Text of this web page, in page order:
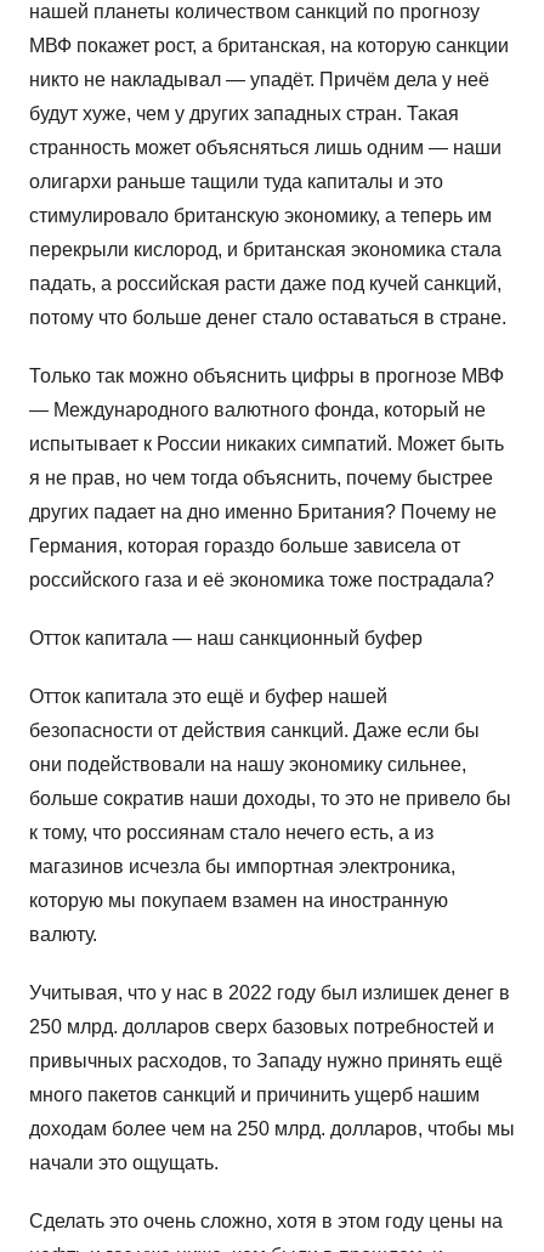
нашей планеты количеством санкций по прогнозу
МВФ покажет рост, а британская, на которую санкции
никто не накладывал — упадёт. Причём дела у неё
будут хуже, чем у других западных стран. Такая
странность может объясняться лишь одним — наши
олигархи раньше тащили туда капиталы и это
стимулировало британскую экономику, а теперь им
перекрыли кислород, и британская экономика стала
падать, а российская расти даже под кучей санкций,
потому что больше денег стало оставаться в стране.
Только так можно объяснить цифры в прогнозе МВФ
— Международного валютного фонда, который не
испытывает к России никаких симпатий. Может быть
я не прав, но чем тогда объяснить, почему быстрее
других падает на дно именно Британия? Почему не
Германия, которая гораздо больше зависела от
российского газа и её экономика тоже пострадала?
Отток капитала — наш санкционный буфер
Отток капитала это ещё и буфер нашей
безопасности от действия санкций. Даже если бы
они подействовали на нашу экономику сильнее,
больше сократив наши доходы, то это не привело бы
к тому, что россиянам стало нечего есть, а из
магазинов исчезла бы импортная электроника,
которую мы покупаем взамен на иностранную
валюту.
Учитывая, что у нас в 2022 году был излишек денег в
250 млрд. долларов сверх базовых потребностей и
привычных расходов, то Западу нужно принять ещё
много пакетов санкций и причинить ущерб нашим
доходам более чем на 250 млрд. долларов, чтобы мы
начали это ощущать.
Сделать это очень сложно, хотя в этом году цены на